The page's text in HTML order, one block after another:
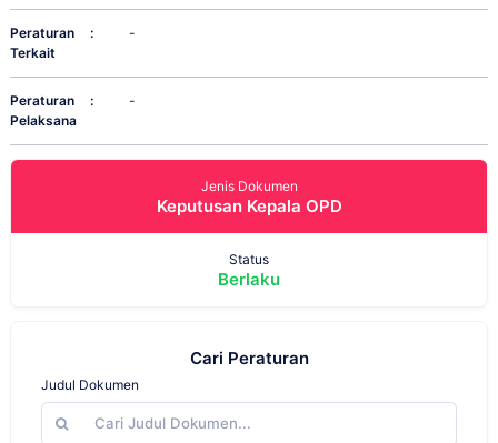
Peraturan
Terkait
: -
Peraturan
Pelaksana
: -
Jenis Dokumen
Keputusan Kepala OPD
Status
Berlaku
Cari Peraturan
Judul Dokumen